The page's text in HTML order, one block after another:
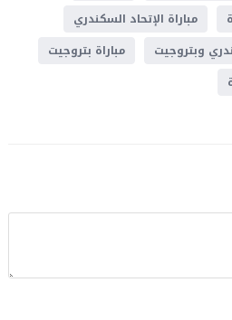
مباراة الإتحاد السكندري
وبتروجيت
مباراة بتروجيت